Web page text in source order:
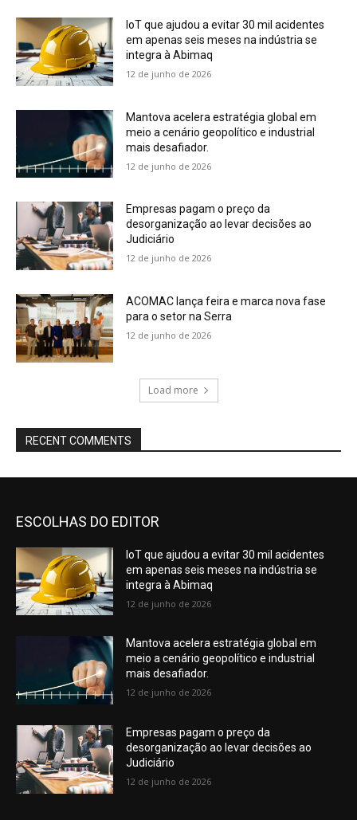
IoT que ajudou a evitar 30 mil acidentes
em apenas seis meses na indústria se
integra à Abimaq
12 de junho de 2026
Mantova acelera estratégia global em
meio a cenário geopolítico e industrial
mais desafiador.
12 de junho de 2026
Empresas pagam o preço da
desorganização ao levar decisões ao
Judiciário
12 de junho de 2026
ACOMAC lança feira e marca nova fase
para o setor na Serra
12 de junho de 2026
Load more
RECENT COMMENTS
ESCOLHAS DO EDITOR
IoT que ajudou a evitar 30 mil acidentes
em apenas seis meses na indústria se
integra à Abimaq
12 de junho de 2026
Mantova acelera estratégia global em
meio a cenário geopolítico e industrial
mais desafiador.
12 de junho de 2026
Empresas pagam o preço da
desorganização ao levar decisões ao
Judiciário
12 de junho de 2026